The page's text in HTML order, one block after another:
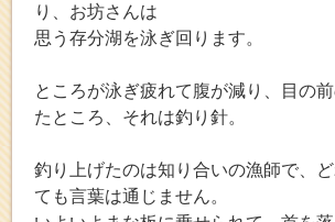
り、お坊さんは
思う存分湖を泳ぎ回ります。
ところが泳ぎ疲れて腹が減り、目の
たところ、それは釣り針。
釣り上げたのは知り合いの漁師で、
ても言葉は通じません。